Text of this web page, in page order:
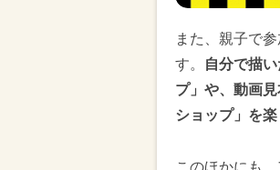
また、親子で
す。
自分で描
プ」や、動画
ショップ」を